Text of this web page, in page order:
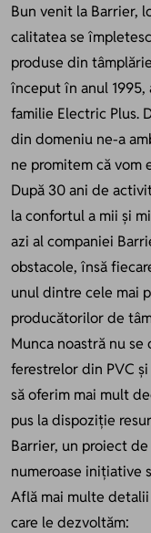
Bun venit la Barrier,
calitatea se
produse din
început în anul
familie Electric Plus.
din domeniu ne-a
ne promitem că vom
După 30 ani de
la confortul a mii și
azi al companiei
obstacole, însă
unul dintre cele mai
producătorilor de
Munca noastră nu
ferestrelor din PVC
să oferim mai mult
pus la dispoziție
Barrier, un proiect
numeroase inițiative
Află mai multe
care le dezvoltăm: